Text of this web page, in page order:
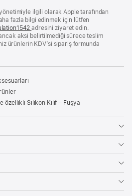
ilgili olarak Apple tarafından
fazla bilgi edinmek için lütfen
(yeni
bir
pencerede
adresini ziyaret edin.
aksi belirtilmediği sürece teslim
ürünlerin KDV’si sipariş formunda
özellikli Silikon Kılıf – Fuşya